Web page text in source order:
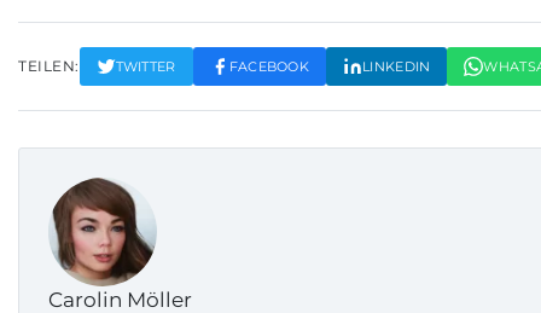
TEILEN: TWITTER FACEBOOK LINKEDIN
Carolin Möller